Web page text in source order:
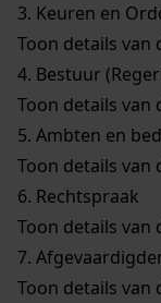
3. Keuren en
Toon details van
4. Bestuur
Toon details van
5. Ambten en
Toon details van
6. Rechtspraak
Toon details van
7.
Toon details van